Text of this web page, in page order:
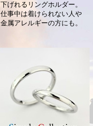
下げれるリングホルダー。
仕事中は着けられない人や
金属アレルギーの方にも。